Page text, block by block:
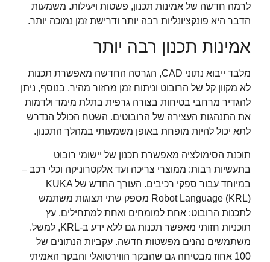
לרמה חדשה של אמינות תכנון, פשטות ויעילות. משמעות
הדבר היא פונקציונליות רבה יותר ודרישת זמן נמוכה יותר.
אמינות תכנון רבה יותר
מלבד ייבוא ​​נתוני CAD, הגרסה החדשה מאפשרת תכנות
לא מקוון קל של הרובוט וניתוח זמן מחזור מהיר. בנוסף, ניתן
להגדיר מרחבי בטיחות בצורה גרפית בתלת מימד ולדמות
את התנהגות העצירה של הרובוטים. השטח הכולל הנדרש
לתא יכול להיות מופחת באופן משמעותי במהלך התכנון.
תוכנת הסימולציה מאפשרת תכנון של יישומי רובוט
בתעשיות רבות: ממוצרי צריכה ועד אלקטרוניקה וכלי רכב –
במיוחד עבור ספקי רכיבים. העורך החדש של KUKA
Robot Language (KRL) מספק שתי תצוגות משתמש
לתכנות הרובוט: אחת למומחים ואחת למתחילים. עץ
תוכניות חזותי מאפשר תכנות גם ללא ידע ב-KRL, למשל.
משתמשים נהנים מפשטות חדשה. עקביות הנתונים של
100 אחוז מבטיחה גם שהבקר הווירטואלי והבקר האמיתי